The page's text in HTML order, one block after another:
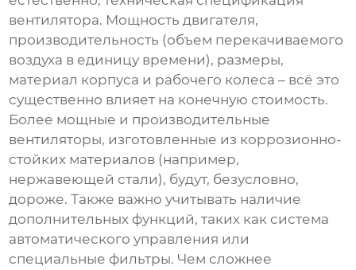
вентилятора. Мощность двигателя,
производительность (объем перекачиваемого
воздуха в единицу времени), размеры,
материал корпуса и рабочего колеса – всё это
существенно влияет на конечную стоимость.
Более мощные и производительные
вентиляторы, изготовленные из коррозионно-
стойких материалов (например,
нержавеющей стали), будут, безусловно,
дороже. Также важно учитывать наличие
дополнительных функций, таких как система
автоматического управления или
специальные фильтры. Чем сложнее